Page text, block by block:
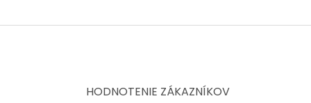
Z
HODNOTENIE ZÁKAZNÍKOV